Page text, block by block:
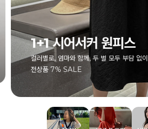
1+1 시어서커 원피스
컬러별로, 엄마와 함께, 두 벌 모두 부담 없이
전상품 7% SALE